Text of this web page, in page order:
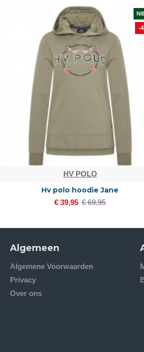
-
HV POLO
Hv polo hoodie Jane
€ 39,95 € 69,95
Algemeen
Algemene Voorwaarden
Privacy
Over ons